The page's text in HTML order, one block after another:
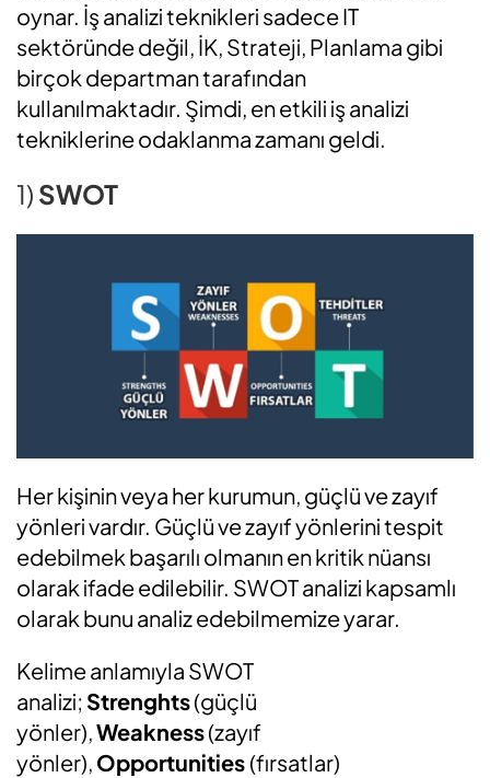
oynar. İş analizi teknikleri sadece IT
sektöründe değil, İK, Strateji, Planlama gibi
birçok departman tarafından
kullanılmaktadır. Şimdi, en etkili iş analizi
tekniklerine odaklanma zamanı geldi.
1) SWOT
Her kişinin veya her kurumun, güçlü ve zayıf
yönleri vardır. Güçlü ve zayıf yönlerini tespit
edebilmek başarılı olmanın en kritik nüansı
olarak ifade edilebilir. SWOT analizi kapsamlı
olarak bunu analiz edebilmemize yarar.
Kelime anlamıyla SWOT
analizi; Strenghts(güçlü
yönler),Weakness(zayıf
yönler), Opportunities (fırsatlar)